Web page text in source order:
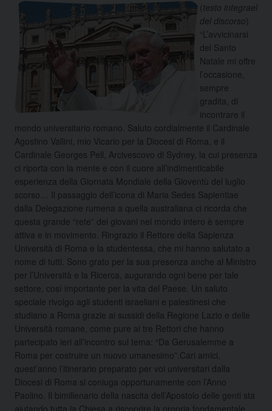
(testo integrael
del discorso)
“L’avvicinarsi
del Santo
Natale mi offre
l’occasione,
sempre
gradita, di
incontrare il
mondo universitario romano. Saluto cordialmente il Cardinale
Agostino Vallini, mio Vicario per la Diocesi di Roma, e il
Cardinale Georges Pell, Arcivescovo di Sydney, la cui presenza
ci riporta con la mente e con il cuore all’indimenticabile
esperienza della Giornata Mondiale della Gioventù del luglio
scorso…
Il passaggio dell’icona di Maria Sedes Sapientiae
dalla Delegazione rumena a quella australiana ci ricorda che
questa grande “rete” dei giovani nel mondo intero è sempre
attiva e in movimento. Ringrazio il Rettore della Sapienza
Università di Roma e la studentessa, che mi hanno salutato a
nome di tutti. Sono grato per la sua presenza anche al Ministro
per l’Università e la Ricerca, augurando ogni bene per tale
settore, così importante per la vita del Paese. Un saluto
speciale rivolgo agli studenti israeliani e palestinesi che
studiano a Roma grazie ai sussidi della Regione Lazio e delle
Università romane, come pure ai tre Rettori che hanno
partecipato ieri all’incontro sul tema: “Da Gerusalemme a
Roma per costruire un nuovo umanesimo”.Cari amici,
quest’anno l’itinerario preparato per voi universitari dalla
Diocesi di Roma si coniuga opportunamente con l’Anno
Paolino. Il bimillenario della nascita dell’Apostolo delle genti sta
aiutando tutta la Chiesa a riscoprire la propria fondamentale